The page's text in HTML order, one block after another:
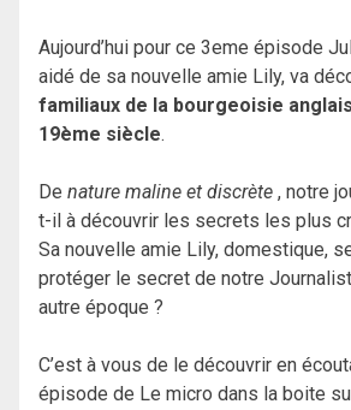
Aujourd’hui pour ce 3eme épisode
aidé de sa nouvelle amie Lily, va
familiaux de la bourgeoisie
19ème siècle.
De nature maline et discrète , notre
t-il à découvrir les secrets les plus
Sa nouvelle amie Lily, domestique,
protéger le secret de notre
autre époque ?
C’est à vous de le découvrir en
épisode de Le micro dans la boite